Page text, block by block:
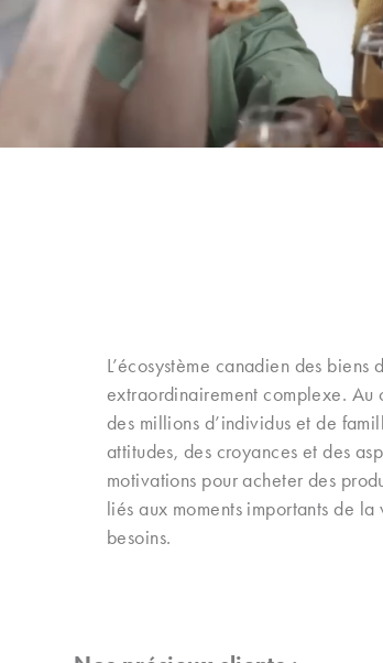
L’écosystème canadien des biens
extraordinairement complexe.
des millions d’individus et de
attitudes, des croyances et des
motivations pour acheter des
liés aux moments importants de
besoins.